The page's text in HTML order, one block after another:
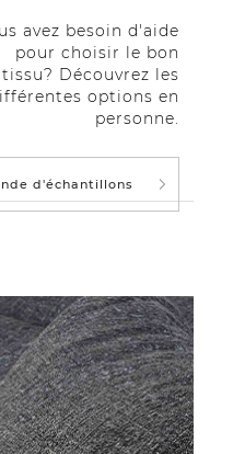
avez besoin d'aide
pour choisir le bon
tissu? Découvrez les
options en
personne.
d'échantillons